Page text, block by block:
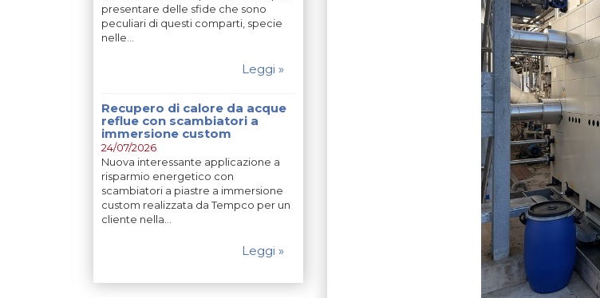
presentare delle sfide che sono
peculiari di questi comparti, specie
nelle…
Leggi »
Recupero di calore da acque
reflue con scambiatori a
immersione custom
24/07/2026
Nuova interessante applicazione a
risparmio energetico con
scambiatori a piastre a immersione
custom realizzata da Tempco per un
cliente nella…
Leggi »